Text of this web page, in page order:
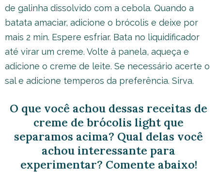
de galinha dissolvido com a cebola. Quando a
batata amaciar, adicione o brócolis e deixe por
mais 2 min. Espere esfriar. Bata no liquidificador
até virar um creme. Volte à panela, aqueça e
adicione o creme de leite. Se necessário acerte o
sal e adicione temperos da preferência. Sirva.
O que você achou dessas receitas de
creme de brócolis light que
separamos acima? Qual delas você
achou interessante para
experimentar? Comente abaixo!